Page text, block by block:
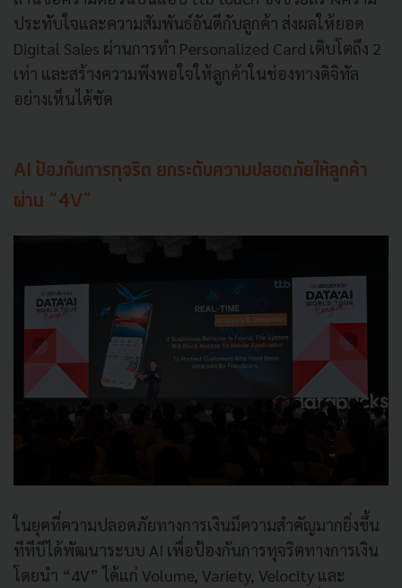
ประทับใจและความสัมพันธ์อันดีกับลูกค้า ส่งผลให้ยอด
Digital Sales ผ่านการทำ Personalized Card เติบโตถึง 2
เท่า และสร้างความพึงพอใจให้ลูกค้าในช่องทางดิจิทัล
อย่างเห็นได้ชัด
AI ป้องกันการทุจริต ยกระดับความปลอดภัยให้ลูกค้า
ผ่าน “4V”
ในยุคที่ความปลอดภัยทางการเงินมีความสำคัญมากยิ่งขึ้น
ทีทีบีได้พัฒนาระบบ AI เพื่อป้องกันการทุจริตทางการเงิน
โดยนำ “4V” ได้แก่ Volume, Variety, Velocity และ